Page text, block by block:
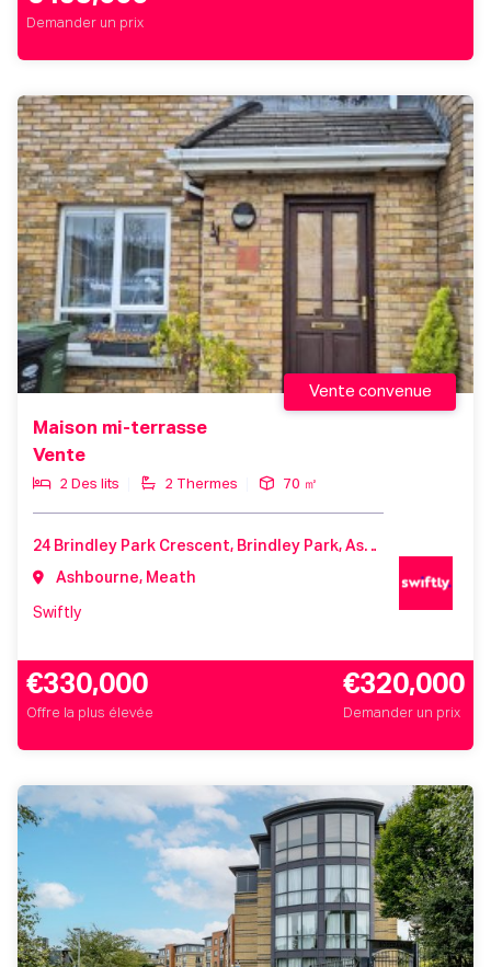
Demander un prix
Maison mi-terrasse
Vente
2 Des lits 2 Thermes 70 ㎡
Vente convenue
24 Brindley Park Crescent, Brindley Park, Ashbourne, Co. Meath, A84 Y296, Ireland
Ashbourne, Meath
Swiftly
€330,000
Offre la plus élevée
€320,000
Demander un prix